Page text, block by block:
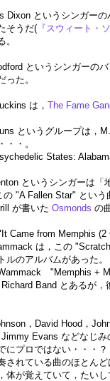
Dixon というシンガー
そうだ( 『スウィート・
。
というシンガーの
った。
は， The Fame
というグループは，
・・。
States:
というシンガーは
の "A Fallen Star" とい
が書いた Osmonds の
from Memphis (2
は，この
ルのアルバムがあった。
"Memphis +
Band とあるが
，David Hood，
Evans などなじ
にプロではない・・・？
されている曲のほとん
体が覚えていて，たい